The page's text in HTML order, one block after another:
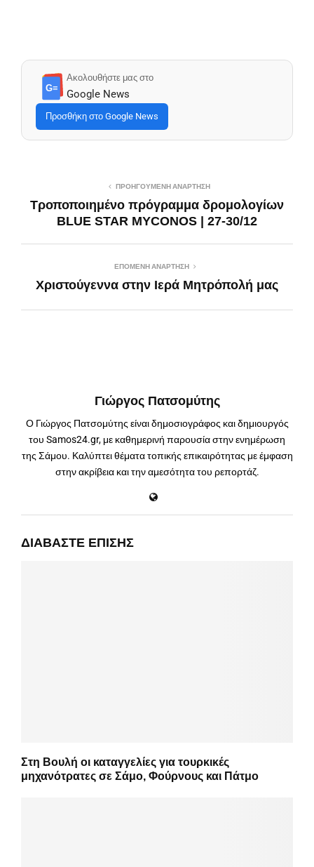
G≡
Ακολουθήστε μας στο
Google News
Προσθήκη στο Google News
ΠΡΟΗΓΟΎΜΕΝΗ ΑΝΆΡΤΗΣΗ
Τροποποιημένο πρόγραμμα δρομολογίων
BLUE STAR MYCONOS | 27-30/12
ΕΠΌΜΕΝΗ ΑΝΆΡΤΗΣΗ
Χριστούγεννα στην Ιερά Μητρόπολή μας
Γιώργος Πατσομύτης
Ο Γιώργος Πατσομύτης είναι δημοσιογράφος και δημιουργός
του Samos24.gr, με καθημερινή παρουσία στην ενημέρωση
της Σάμου. Καλύπτει θέματα τοπικής επικαιρότητας με έμφαση
στην ακρίβεια και την αμεσότητα του ρεπορτάζ.
ΔΙΑΒΆΣΤΕ ΕΠΊΣΗΣ
Στη Βουλή οι καταγγελίες για τουρκικές
μηχανότρατες σε Σάμο, Φούρνους και Πάτμο